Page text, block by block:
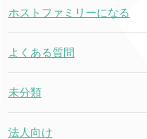
ホストファミリーになる
よくある質問
未分類
法人向け